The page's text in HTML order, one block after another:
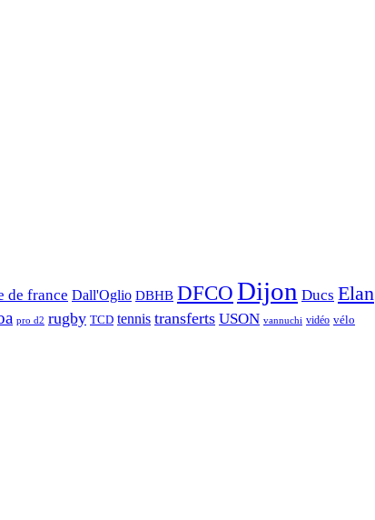
de france Dall'Oglio DBHB DFCODijon Ducs Elan
pro d2 rugby TCD tennis transferts USON vannuchi vidéo vélo